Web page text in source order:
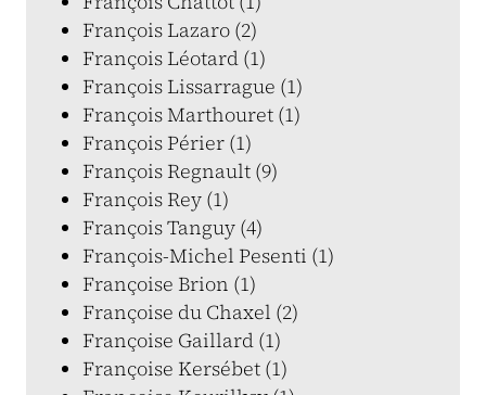
François Lazaro (2)
François Léotard (1)
François Lissarrague (1)
François Marthouret (1)
François Périer (1)
François Regnault (9)
François Rey (1)
François Tanguy (4)
François-Michel Pesenti (1)
Françoise Brion (1)
Françoise du Chaxel (2)
Françoise Gaillard (1)
Françoise Kersébet (1)